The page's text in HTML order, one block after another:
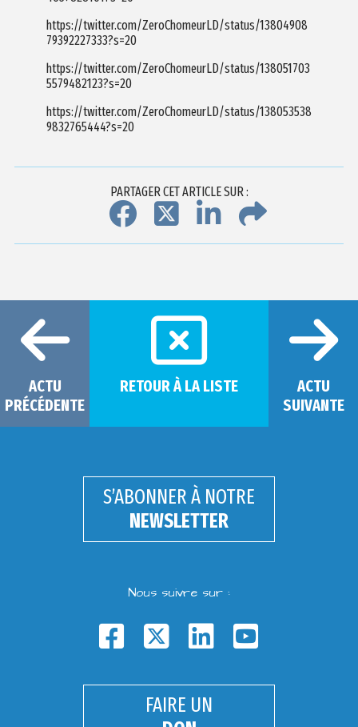
https://twitter.com/ZeroChomeurLD/status/13804908
79392227333?s=20
https://twitter.com/ZeroChomeurLD/status/138051703
5579482123?s=20
https://twitter.com/ZeroChomeurLD/status/138053538
9832765444?s=20
PARTAGER CET ARTICLE SUR :
ACTU
PRÉCÉDENTE
RETOUR À LA LISTE
ACTU
SUIVANTE
S’ABONNER À NOTRE
NEWSLETTER
Nous suivre sur :
FAIRE UN